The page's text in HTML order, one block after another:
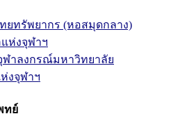
ยทรัพยากร (หอสมุดกลาง)
ห่งจุฬาฯ
าลงกรณ์มหาวิทยาลัย
งจุฬาฯ
ทย์